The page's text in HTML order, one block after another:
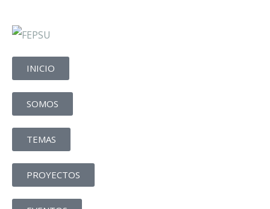
INICIO
SOMOS
TEMAS
PROYECTOS